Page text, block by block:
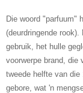
Die woord "parfuum"
(deurdringende
gebruik, het hulle
voorwerpe brand, die
tweede helfte van die
gebore, wat 'n